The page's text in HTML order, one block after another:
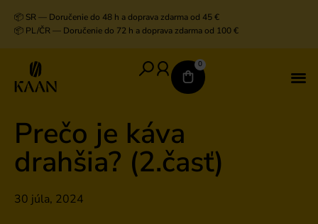
📦 SR — Doručenie do 48 h a doprava zdarma od 45 €
📦 PL/ČR — Doručenie do 72 h a doprava zdarma od 100 €
0
Prečo je káva
drahšia? (2.časť)
30 júla, 2024